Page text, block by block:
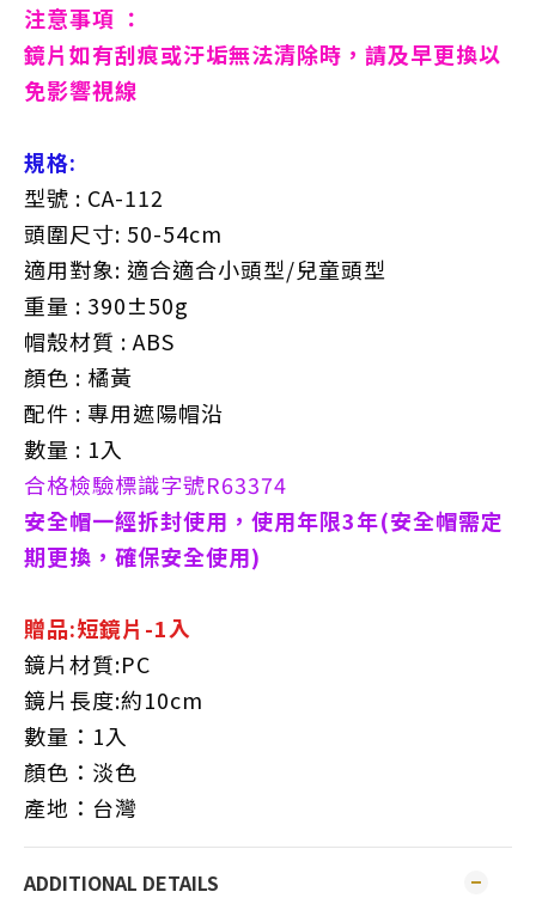
注意事項 ：
鏡片如有刮痕或汙垢無法清除時，請及早更換以
免影響視線
規格:
型號 : CA-112
頭圍尺寸: 50-54cm
適用對象: 適合適合小頭型/兒童頭型
重量 : 390±50g
帽殼材質 : ABS
顏色 : 橘黃
配件 : 專用遮陽帽沿
數量 : 1入
合格檢驗標識字號R63374
安全帽一經拆封使用，使用年限3年(安全帽需定
期更換，確保安全使用)
贈品:短鏡片-1入
鏡片材質:PC
鏡片長度:約10cm
數量：1入
顏色：淡色
產地：台灣
ADDITIONAL DETAILS